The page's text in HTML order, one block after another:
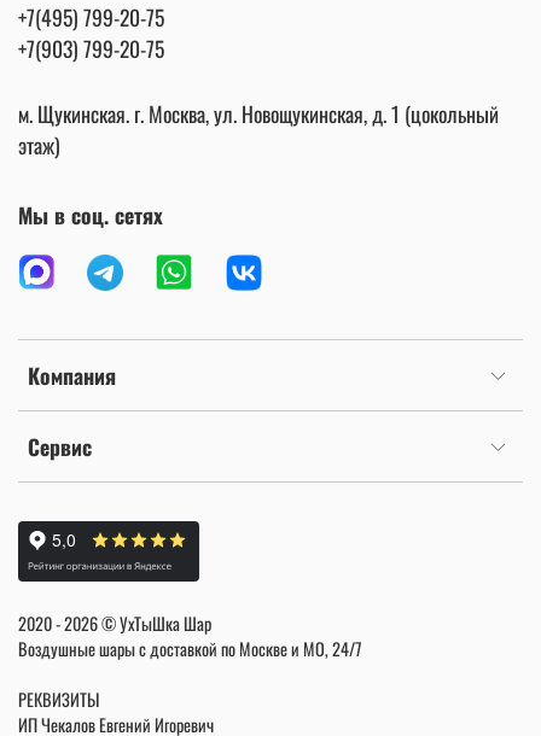
Компания
Сервис
+7(495) 799-20-75
+7(903) 799-20-75
м. Щукинская. г. Москва, ул. Новощукинская, д. 1 (цокольный
этаж)
Мы в соц. сетях
2020 - 2026 © УхТыШка Шар
Воздушные шары с доставкой по Москве и МО, 24/7
РЕКВИЗИТЫ
ИП Чекалов Евгений Игоревич